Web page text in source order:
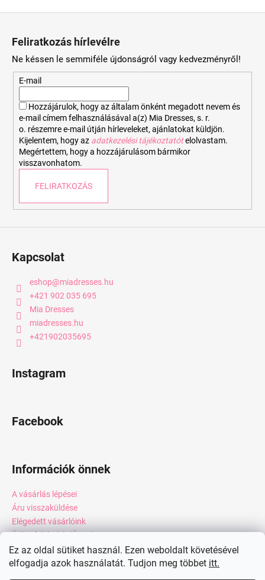
Ez az oldal sütiket használ. Ezen weboldalt követésével
elfogadja azok használatát. Tudjon meg többet itt.
Feliratkozás hírlevélre
Ne késsen le semmiféle újdonságról vagy kedvezményről!
E-mail
Hozzájárulok, hogy az általam önként megadott nevem és
e-mail címem felhasználásával a(z) Mia Dresses, s. r.
o. részemre e-mail útján hírleveleket, ajánlatokat küldjön.
Kijelentem, hogy az adatkezelési tájékoztatót elolvastam.
Megértettem, hogy a hozzájárulásom bármikor
visszavonhatom.
FELIRATKOZÁS
Kapcsolat
eshop@miadresses.hu
+421 902 035 695
Mia Dresses
miadresses.hu
+421902035695
Instagram
Facebook
Információk önnek
A vásárlás lépései
Áru visszaküldése
Elégedett vásárlóink
Üzleti feltételek (ÁSZF)
Adatkezelési tájékoztató
Webáruház értékelése